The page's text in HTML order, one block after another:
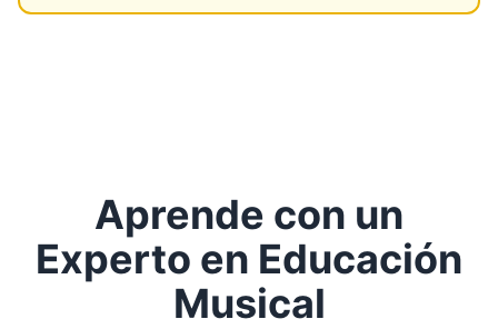
Aprende con un
Experto en Educación
Musical